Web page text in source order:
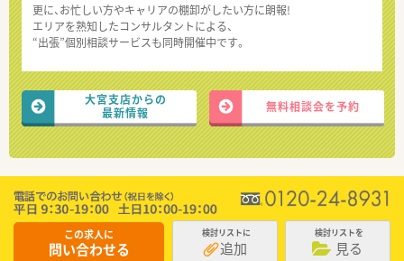
更に、お忙しい方やキャリアの棚卸がしたい方に朗報!
エリアを熟知したコンサルタントによる、
“出張”個別相談サービスも同時開催中です。
大宮支店からの
最新情報
無料相談会を予約
この求人に
問い合わせる
検討リストに
追加
検討リストを
見る